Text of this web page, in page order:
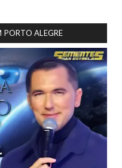
PORTO ALEGRE